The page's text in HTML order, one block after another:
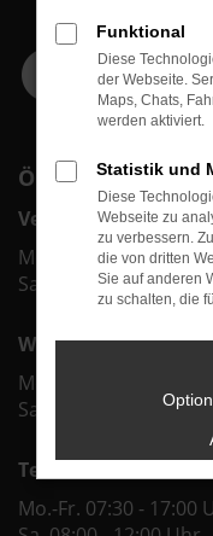
ÖFFNUNGSZEITEN
Verkauf
Mo.-Fr. 09:00 - 18:00
Sa. 09:00 - 12:00 Uhr
Werkstatt & Service
Mo.-Fr. 07:30 - 18:00
Sa. 08:00 - 12:00 Uhr
Teiledienst
Mo.-Fr. 07:30 - 17:00
Funktional
Diese
der Webseite.
Maps, Chats,
werden aktiviert.
Statistik und
Diese
Webseite zu
zu verbessern.
die von dritten
Sie auf anderen
zu schalten, die